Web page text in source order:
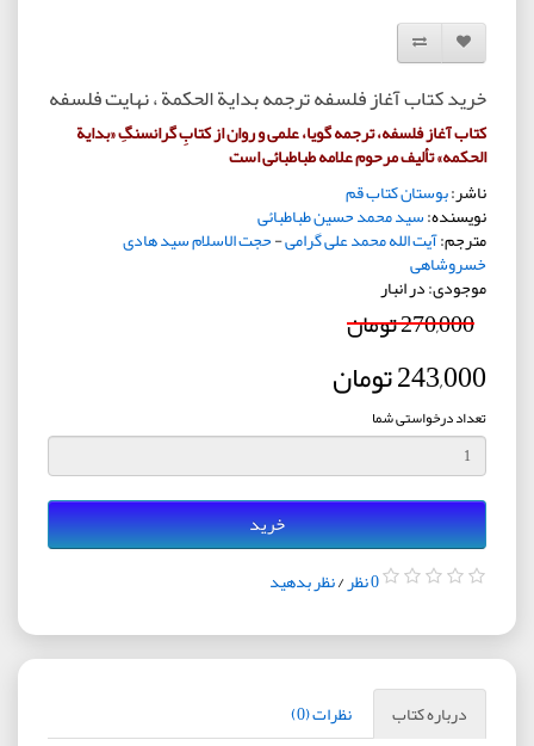
افزودن به لیست دلخواه
مقایسه این محصول
خرید کتاب آغاز فلسفه ترجمه بدایة الحکمة ، نهایت فلسفه
کتاب آغاز فلسفه، ترجمه گویا، علمى و روان از کتابِ گران‏سنگِ «بدایة
الحکمه» تألیف مرحوم علامه طباطبائى است
ناشر:بوستان کتاب قم
نویسنده:سید محمد حسین طباطبائی
مترجم:آیت الله محمد علی گرامی-حجت الاسلام سید هادی
خسروشاهی
موجودی: در انبار
270,000 تومان
243,000 تومان
تعداد درخواستی شما
خرید
0 نظر /نظر بدهید
درباره کتاب نظرات (0)